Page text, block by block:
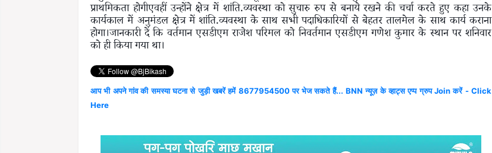
प्राथमिकता होगीएवहीं उन्होंने क्षेत्र में शांति.व्यवस्था को सुचारु रुप से बनाये रखने की चर्चा करते हुए कहा उनके
कार्यकाल में अनुमंडल क्षेत्र में शांति.व्यवस्था के साथ सभी पदाधिकारियों से बेहतर तालमेल के साथ कार्य कराना
होगा।जानकारी दें कि वर्तमान एसडीएम राजेश परिमल को निवर्तमान एसडीएम गणेश कुमार के स्थान पर शनिवार
को ही किया गया था।
आप भी अपने गांव की समस्या घटना से जुड़ी खबरें हमें 8677954500 पर भेज सकते हैं... BNN न्यूज़ के व्हाट्स एप्प ग्रुप Join करें - Click
Here